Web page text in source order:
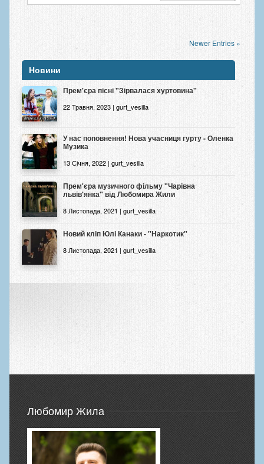
Newer Entries »
Новини
Прем'єра пісні "Зірвалася хуртовина"
22 Травня, 2023 | gurt_vesilla
У нас поповнення! Нова учасниця гурту - Оленка
Музика
13 Січня, 2022 | gurt_vesilla
Прем'єра музичного фільму "Чарівна
львів'янка" від Любомира Жили
8 Листопада, 2021 | gurt_vesilla
Новий кліп Юлі Канаки - "Наркотик"
8 Листопада, 2021 | gurt_vesilla
Любомир Жила